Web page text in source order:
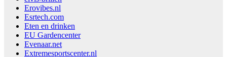
Erovibes.nl
Esrtech.com
Eten en drinken
EU Gardencenter
Evenaar.net
Extremesportscenter.nl